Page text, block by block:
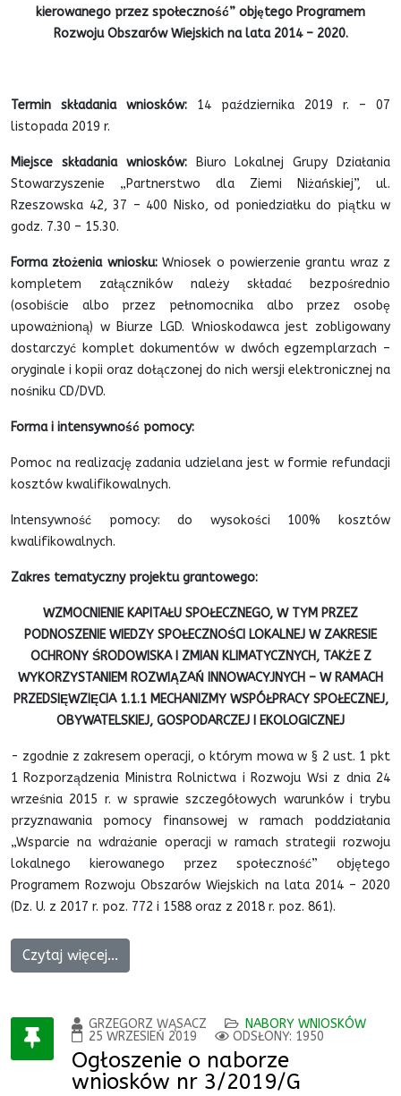
kierowanego przez społeczność” objętego Programem
Rozwoju Obszarów Wiejskich na lata 2014 – 2020.
Termin składania wniosków: 14 października 2019 r. – 07
listopada 2019 r.
Miejsce składania wniosków:Biuro Lokalnej Grupy Działania
Stowarzyszenie „Partnerstwo dla Ziemi Niżańskiej”, ul.
Rzeszowska 42, 37 – 400 Nisko, od poniedziałku do piątku w
godz. 7.30 – 15.30.
Forma złożenia wniosku:Wniosek o powierzenie grantu wraz z
kompletem załączników należy składać bezpośrednio
(osobiście albo przez pełnomocnika albo przez osobę
upoważnioną) w Biurze LGD. Wnioskodawca jest zobligowany
dostarczyć komplet dokumentów w dwóch egzemplarzach –
oryginale i kopii oraz dołączonej do nich wersji elektronicznej na
nośniku CD/DVD.
Forma i intensywność pomocy:
Pomoc na realizację zadania udzielana jest w formie refundacji
kosztów kwalifikowalnych.
Intensywność pomocy: do wysokości 100% kosztów
kwalifikowalnych.
Zakres tematyczny projektu grantowego:
WZMOCNIENIE KAPITAŁU SPOŁECZNEGO, W TYM PRZEZ
PODNOSZENIE WIEDZY SPOŁECZNOŚCI LOKALNEJ W ZAKRESIE
OCHRONY ŚRODOWISKA I ZMIAN KLIMATYCZNYCH, TAKŻE Z
WYKORZYSTANIEM ROZWIĄZAŃ INNOWACYJNYCH – W RAMACH
PRZEDSIĘWZIĘCIA 1.1.1 MECHANIZMY WSPÓŁPRACY SPOŁECZNEJ,
OBYWATELSKIEJ, GOSPODARCZEJ I EKOLOGICZNEJ
- zgodnie z zakresem operacji, o którym mowa w § 2 ust. 1 pkt
1 Rozporządzenia Ministra Rolnictwa i Rozwoju Wsi z dnia 24
września 2015 r. w sprawie szczegółowych warunków i trybu
przyznawania pomocy finansowej w ramach poddziałania
„Wsparcie na wdrażanie operacji w ramach strategii rozwoju
lokalnego kierowanego przez społeczność” objętego
Programem Rozwoju Obszarów Wiejskich na lata 2014 – 2020
(Dz. U. z 2017 r. poz. 772 i 1588 oraz z 2018 r. poz. 861).
Czytaj więcej...
GRZEGORZ WĄSACZ
NABORY WNIOSKÓW
25 WRZESIEŃ 2019
ODSŁONY: 1950
Ogłoszenie o naborze
wniosków nr 3/2019/G